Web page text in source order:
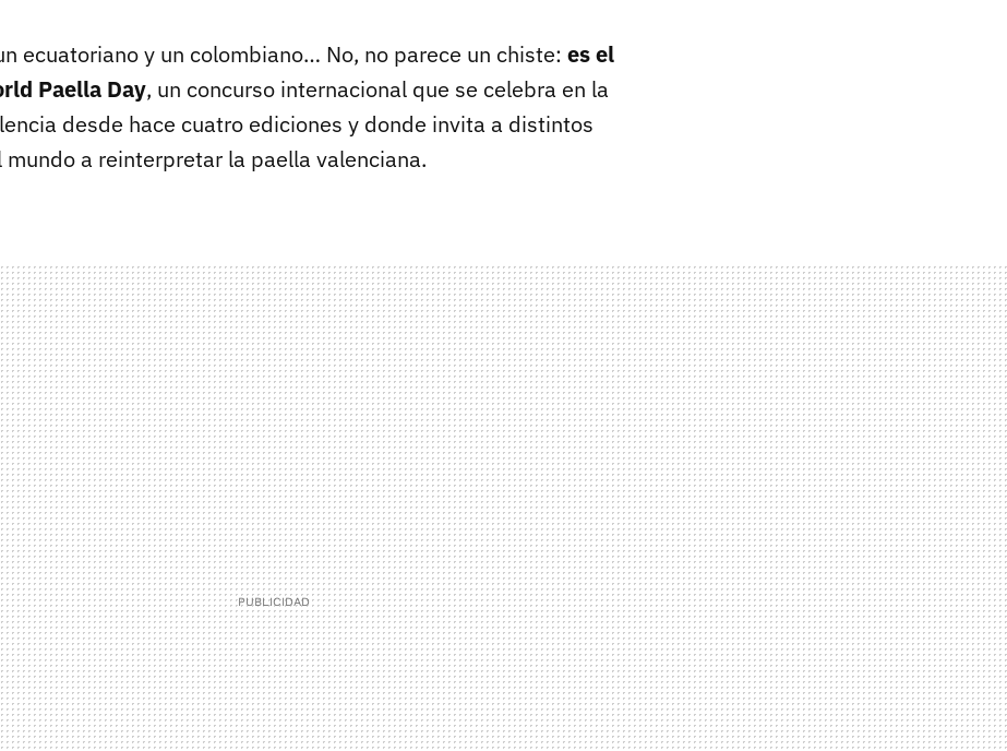
ecuatoriano y un colombiano… No, no parece un chiste: es el
Paella Day, un concurso internacional que se celebra en la
desde hace cuatro ediciones y donde invita a distintos
mundo a reinterpretar la paella valenciana.